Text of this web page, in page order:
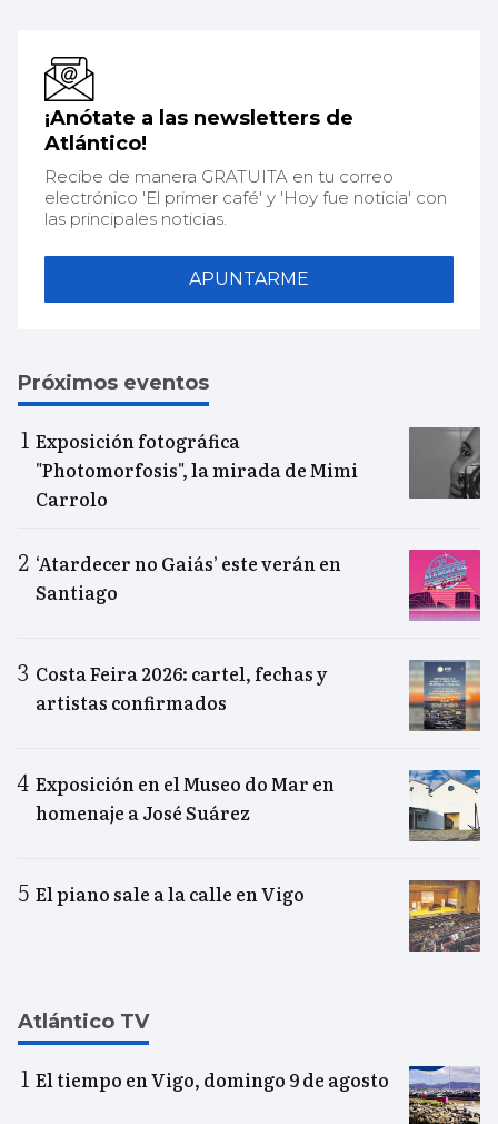
¡Anótate a las newsletters de
Atlántico!
Recibe de manera GRATUITA en tu correo
electrónico 'El primer café' y 'Hoy fue noticia' con
las principales noticias.
APUNTARME
Próximos eventos
Exposición fotográfica
"Photomorfosis", la mirada de Mimi
Carrolo
‘Atardecer no Gaiás’ este verán en
Santiago
Costa Feira 2026: cartel, fechas y
artistas confirmados
Exposición en el Museo do Mar en
homenaje a José Suárez
El piano sale a la calle en Vigo
Atlántico TV
El tiempo en Vigo, domingo 9 de agosto